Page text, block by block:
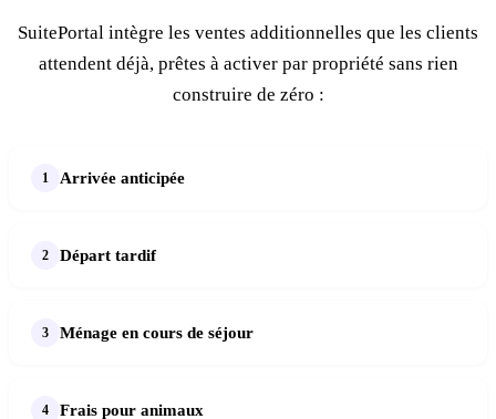
SuitePortal intègre les ventes additionnelles que les clients
attendent déjà, prêtes à activer par propriété sans rien
construire de zéro :
Arrivée anticipée
Départ tardif
Ménage en cours de séjour
Frais pour animaux